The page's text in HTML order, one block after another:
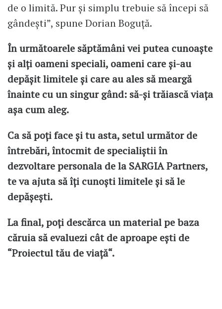
de o limită. Pur și simplu trebuie să începi să
gândești”, spune Dorian Boguță.
În următoarele săptămâni vei putea cunoaşte
şi alţi oameni speciali, oameni care şi-au
depăşit limitele şi care au ales să meargă
înainte cu un singur gând: să-şi trăiască viața
aşa cum aleg.
Ca să poți face și tu asta, setul următor de
întrebări, întocmit de specialiştii în
dezvoltare personala de la SARGIA Partners,
te va ajuta să îţi cunoşti limitele şi să le
depăşeşti.
La final, poţi descărca un material pe baza
căruia să evaluezi cât de aproape eşti de
“Proiectul tău de viaţă“.